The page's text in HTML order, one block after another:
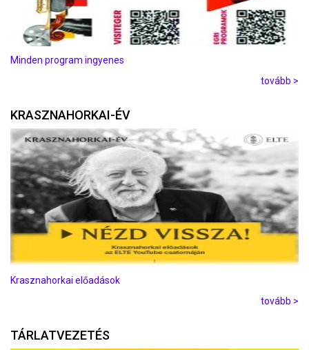
Minden program ingyenes
tovább >
KRASZNAHORKAI-ÉV
Krasznahorkai előadások
tovább >
TÁRLATVEZETÉS